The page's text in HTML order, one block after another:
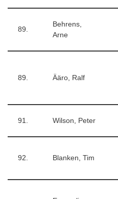
89.
Behrens,
Arne
89. Ääro, Ralf
91. Wilson, Peter
92. Blanken, Tim